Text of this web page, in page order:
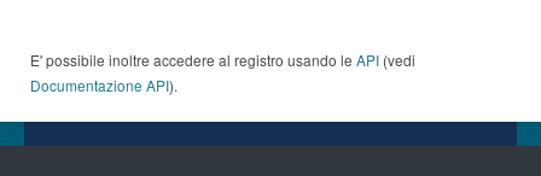
E' possibile inoltre accedere al registro usando le API (vedi
Documentazione API).